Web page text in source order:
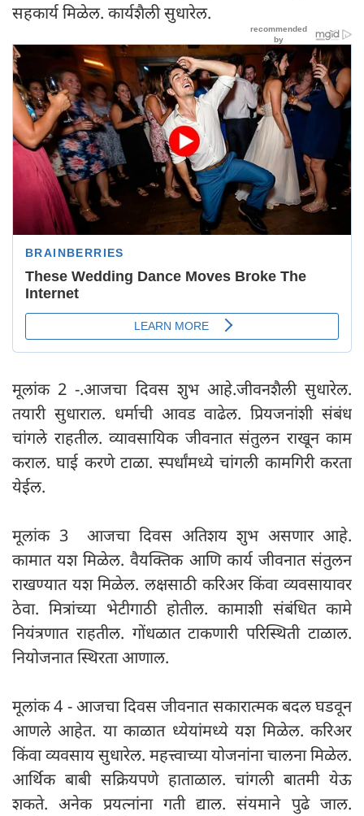
सहकार्य मिळेल. कार्यशैली सुधारेल.
मूलांक 2 -.आजचा दिवस शुभ आहे.जीवनशैली सुधारेल.
तयारी सुधाराल. धर्माची आवड वाढेल. प्रियजनांशी संबंध
चांगले राहतील. व्यावसायिक जीवनात संतुलन राखून काम
कराल. घाई करणे टाळा. स्पर्धांमध्ये चांगली कामगिरी करता
येईल.
मूलांक 3 आजचा दिवस अतिशय शुभ असणार आहे.
कामात यश मिळेल. वैयक्तिक आणि कार्य जीवनात संतुलन
राखण्यात यश मिळेल. लक्षसाठी करिअर किंवा व्यवसायावर
ठेवा. मित्रांच्या भेटीगाठी होतील. कामाशी संबंधित कामे
नियंत्रणात राहतील. गोंधळात टाकणारी परिस्थिती टाळाल.
नियोजनात स्थिरता आणाल.
मूलांक 4 - आजचा दिवस जीवनात सकारात्मक बदल घडवून
आणले आहेत. या काळात ध्येयांमध्ये यश मिळेल. करिअर
किंवा व्यवसाय सुधारेल. महत्त्वाच्या योजनांना चालना मिळेल.
आर्थिक बाबी सक्रियपणे हाताळाल. चांगली बातमी येऊ
शकते. अनेक प्रयत्नांना गती द्याल. संयमाने पुढे जाल.